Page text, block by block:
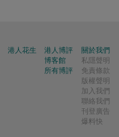
港人花生
港人博評
博客館
所有博評
關於我們
私隱聲明
免責條款
版權聲明
加入我們
聯絡我們
刊登廣告
爆料快